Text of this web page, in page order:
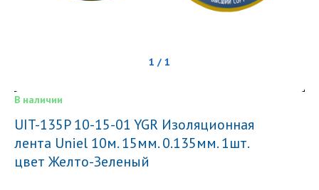
1 / 1
В наличии
UIT-135P 10-15-01 YGR Изоляционная
лента Uniel 10м. 15мм. 0.135мм. 1шт.
цвет Желто-Зеленый